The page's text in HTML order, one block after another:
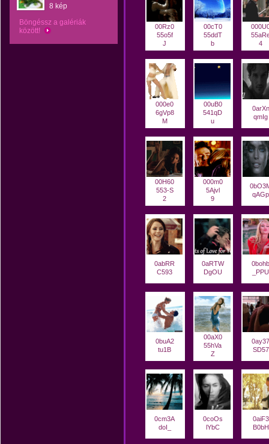
8 kép
Böngéssz a galériák
között!
00Rz0
55o5f
J
00cT0
55ddT
b
4
000e0
6gVp8
M
00uB0
541qD
u
0arXn
qmIg
00H60
553-S
2
000m0
5Ajvl
9
qAGp
0abRR
C593
0aRTW
DgOU
0bohb
_PPU
0buA2
tu1B
00aX0
55hVa
Z
0ay37
SD57
0cm3A
doI_
0coOs
lYbC
0aiF3
B0bH